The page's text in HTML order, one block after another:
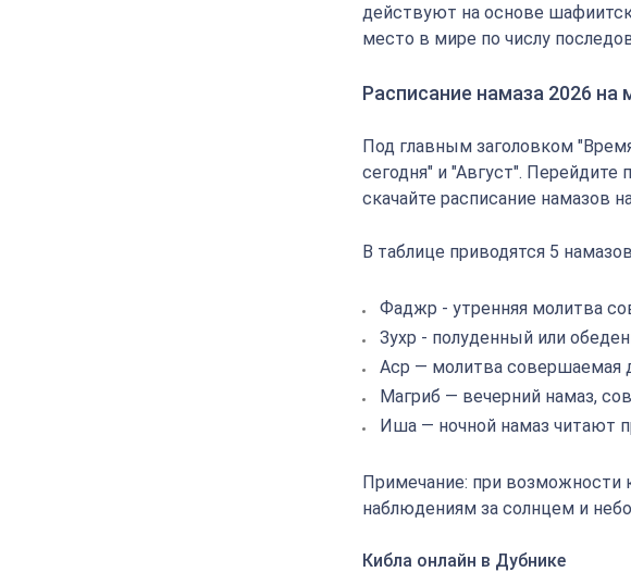
действуют на основе
место в мире по числу
Расписание намаза 2026 на
Под главным заголовком
сегодня" и "Август". Перейдите
скачайте расписание намазов
В таблице приводятся 5
Фаджр - утренняя молитва
Зухр - полуденный или
Аср — молитва совершаемая
Магриб — вечерний намаз,
Иша — ночной намаз читают
Примечание: при возможности
наблюдениям за солнцем и
Кибла онлайн в Дубнике